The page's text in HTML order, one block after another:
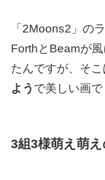
「2Moons2」の
ForthとBeamが
たんですが、そ
よう で美しい画で
3組3様萌え萌